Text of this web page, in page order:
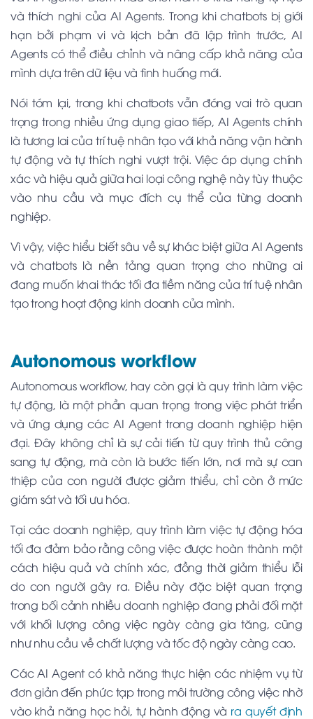
và thích nghi của AI Agents. Trong khichatbotsbị giới
hạn bởi phạm vi và kịch bản đã lập trình trước,AI
Agentscó thể điều chỉnh và nâng cấp khả năng của
mình dựa trên dữ liệu và tình huống mới.
Nói tóm lại, trong khichatbotsvẫn đóng vai trò quan
trọng trong nhiều ứng dụng giao tiếp, AI Agentschính
là tương lai của trí tuệ nhân tạo với khả năng vận hành
tự động và tự thích nghi vượt trội. Việc áp dụng chính
xác và hiệu quả giữa hai loại công nghệ này tùy thuộc
vào nhu cầu và mục đích cụ thể của từng doanh
nghiệp.
Vì vậy, việc hiểu biết sâu về sự khác biệt giữaAI Agents
vàchatbotslà nền tảng quan trọng cho những ai
đang muốn khai thác tối đa tiềm năng của trí tuệ nhân
tạo trong hoạt động kinh doanh của mình.
Autonomous workflow
Autonomous workflow, hay còn gọi là quy trình làm việc
tự động, là một phần quan trọng trong việc phát triển
và ứng dụng các AI Agent trong doanh nghiệp hiện
đại. Đây không chỉ là sự cải tiến từ quy trình thủ công
sang tự động, mà còn là bước tiến lớn, nơi mà sự can
thiệp của con người được giảm thiểu, chỉ còn ở mức
giám sát và tối ưu hóa.
Tại các doanh nghiệp, quy trình làm việc tự động hóa
tối đa đảm bảo rằng công việc được hoàn thành một
cách hiệu quả và chính xác, đồng thời giảm thiểu lỗi
do con người gây ra. Điều này đặc biệt quan trọng
trong bối cảnh nhiều doanh nghiệp đang phải đối mặt
với khối lượng công việc ngày càng gia tăng, cũng
như nhu cầu về chất lượng và tốc độ ngày càng cao.
Các AI Agent có khả năng thực hiện các nhiệm vụ từ
đơn giản đến phức tạp trong môi trường công việc nhờ
vào khả năng học hỏi, tự hành động và ra quyết định